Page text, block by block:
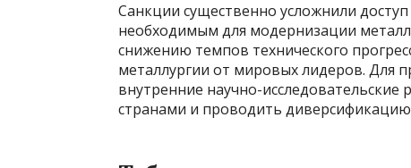
Санкции существенно усложнили
необходимым для модернизации
снижению темпов технического
металлургии от мировых лидеров. Для
внутренние научно-исследовательские
странами и проводить